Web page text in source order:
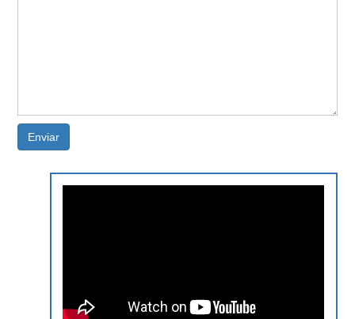
Enviar